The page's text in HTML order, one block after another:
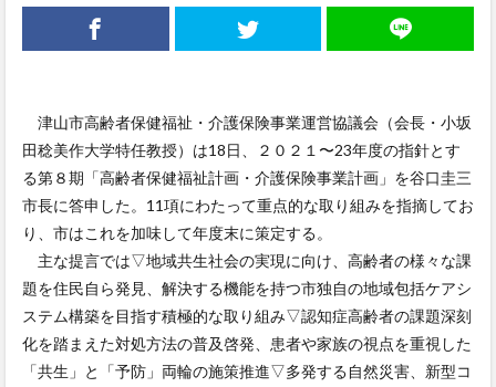
津山市高齢者保健福祉・介護保険事業運営協議会（会長・小坂
田稔美作大学特任教授）は18日、２０２１〜23年度の指針とす
る第８期「高齢者保健福祉計画・介護保険事業計画」を谷口圭三
市長に答申した。11項にわたって重点的な取り組みを指摘してお
り、市はこれを加味して年度末に策定する。
主な提言では▽地域共生社会の実現に向け、高齢者の様々な課
題を住民自ら発見、解決する機能を持つ市独自の地域包括ケアシ
ステム構築を目指す積極的な取り組み▽認知症高齢者の課題深刻
化を踏まえた対処方法の普及啓発、患者や家族の視点を重視した
「共生」と「予防」両輪の施策推進▽多発する自然災害、新型コ